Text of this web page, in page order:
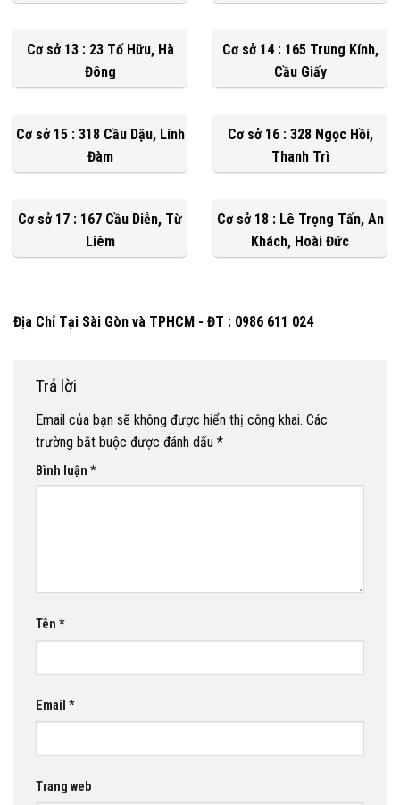
Cơ sở 13 : 23 Tố Hữu, Hà
Đông
Cơ sở 14 : 165 Trung Kính,
Cầu Giấy
Cơ sở 15 : 318 Cầu Dậu, Linh
Đàm
Cơ sở 16 : 328 Ngọc Hồi,
Thanh Trì
Cơ sở 17 : 167 Cầu Diễn, Từ
Liêm
Cơ sở 18 : Lê Trọng Tấn, An
Khách, Hoài Đức
Địa Chỉ Tại Sài Gòn và TPHCM - ĐT : 0986 611 024
Trả lời
Email của bạn sẽ không được hiển thị công khai. Các
trường bắt buộc được đánh dấu *
Bình luận *
Tên *
Email *
Trang web